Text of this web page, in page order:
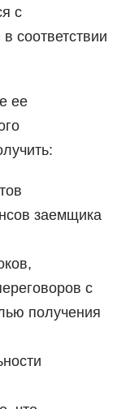
с
соответствии
ее
заемщика
с
получения